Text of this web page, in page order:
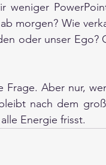
morgen? Wie
oder unser
Frage. Aber nur,
nach dem
Energie frisst.